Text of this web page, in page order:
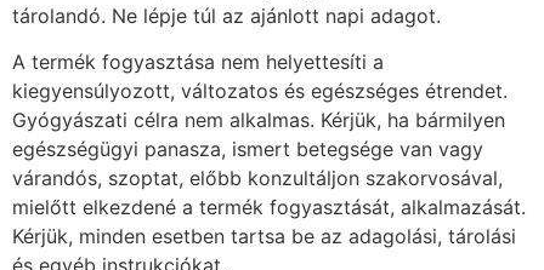
tárolandó. Ne lépje túl az ajánlott napi adagot.
A termék fogyasztása nem helyettesíti a
kiegyensúlyozott, változatos és egészséges étrendet.
Gyógyászati célra nem alkalmas. Kérjük, ha bármilyen
egészségügyi panasza, ismert betegsége van vagy
várandós, szoptat, előbb konzultáljon szakorvosával,
mielőtt elkezdené a termék fogyasztását, alkalmazását.
Kérjük, minden esetben tartsa be az adagolási, tárolási